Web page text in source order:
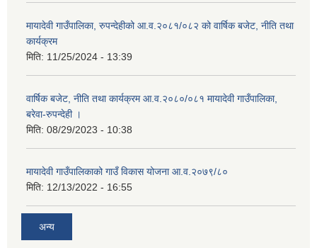
मायादेवी गाउँपालिका, रुपन्देहीको आ.व.२०८१/०८२ को वार्षिक बजेट, नीति तथा
कार्यक्रम
मिति: 11/25/2024 - 13:39
वार्षिक बजेट, नीति तथा कार्यक्रम आ.व.२०८०/०८१ मायादेवी गाउँपालिका,
बरेवा-रुपन्देही ।
मिति: 08/29/2023 - 10:38
मायादेवी गाउँपालिकाको गाउँ विकास योजना आ.व.२०७९/८०
मिति: 12/13/2022 - 16:55
अन्य